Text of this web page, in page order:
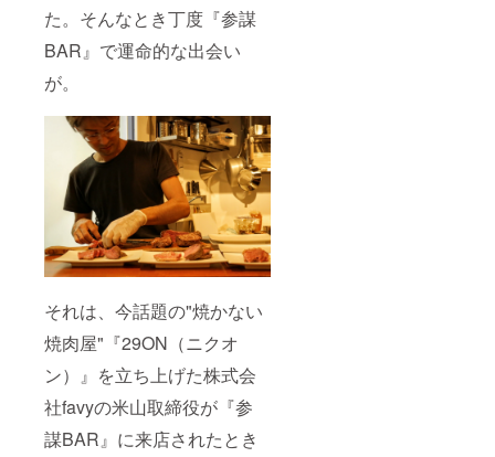
た。そんなとき丁度『参謀
BAR』で運命的な出会い
が。
それは、今話題の"焼かない
焼肉屋"『29ON（ニクオ
ン）』を立ち上げた株式会
社favyの米山取締役が『参
謀BAR』に来店されたとき